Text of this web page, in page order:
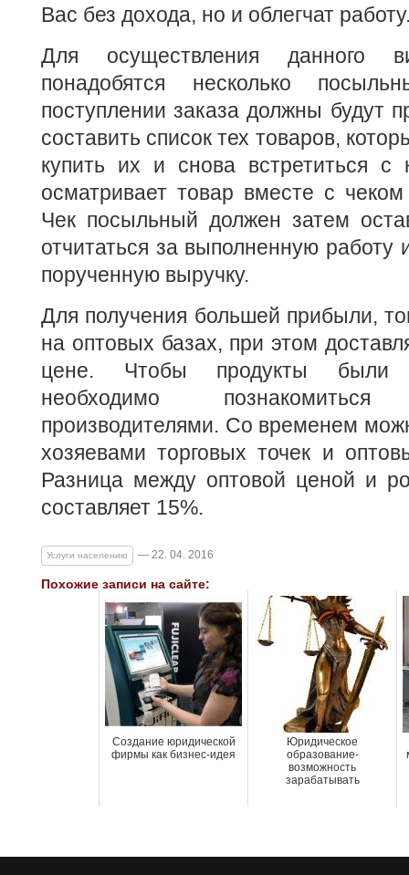
Вас без дохода, но и облегчат
Для осуществления данного
понадобятся несколько
поступлении заказа должны будут
составить список тех товаров,
купить их и снова встретиться с
осматривает товар вместе с
Чек посыльный должен затем
отчитаться за выполненную работу
порученную выручку.
Для получения большей прибыли,
на оптовых базах, при этом
цене. Чтобы продукты были
необходимо
производителями. Со временем
хозяевами торговых точек и
Разница между оптовой ценой и
составляет 15%.
Услуги населению — 22. 04. 2016
Похожие записи на сайте:
Создание юридической
фирмы как бизнес-идея
Юридическое
образование-
возможность
зарабатывать